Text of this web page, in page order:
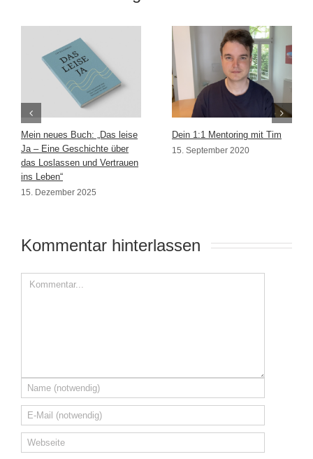
Mein neues Buch: „Das leise
Ja – Eine Geschichte über
das Loslassen und Vertrauen
ins Leben“
15. Dezember 2025
Dein 1:1 Mentoring mit Tim
15. September 2020
Kommentar hinterlassen